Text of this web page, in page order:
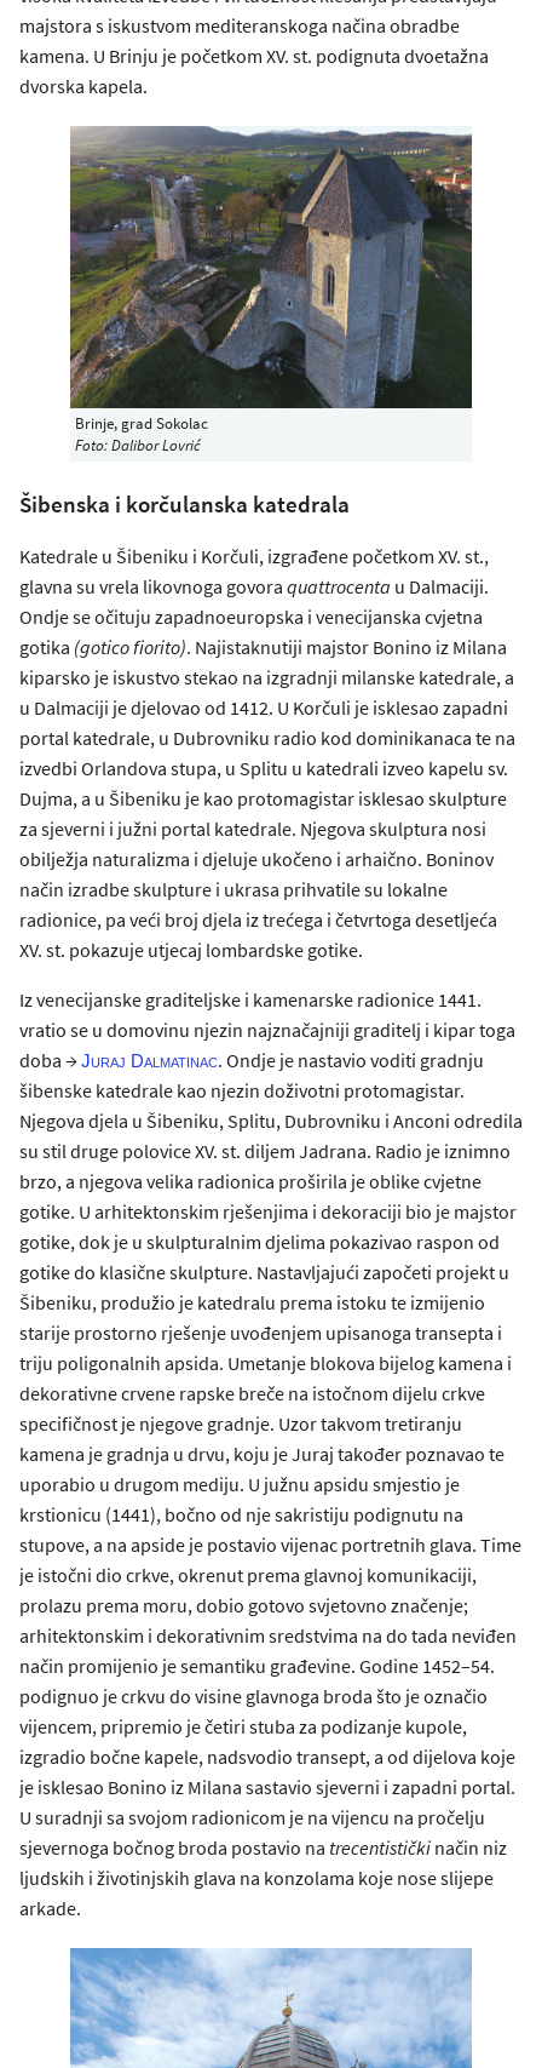
majstora s iskustvom mediteranskoga načina obradbe
kamena. U Brinju je početkom XV. st. podignuta dvoetažna
dvorska kapela.
Brinje, grad Sokolac
Foto: Dalibor Lovrić
Šibenska i korčulanska katedrala
Katedrale u Šibeniku i Korčuli, izgrađene početkom XV. st.,
glavna su vrela likovnoga govora quattrocenta u Dalmaciji.
Ondje se očituju zapadnoeuropska i venecijanska cvjetna
gotika (gotico fiorito). Najistaknutiji majstor Bonino iz Milana
kiparsko je iskustvo stekao na izgradnji milanske katedrale, a
u Dalmaciji je djelovao od 1412. U Korčuli je isklesao zapadni
portal katedrale, u Dubrovniku radio kod dominikanaca te na
izvedbi Orlandova stupa, u Splitu u katedrali izveo kapelu sv.
Dujma, a u Šibeniku je kao protomagistar isklesao skulpture
za sjeverni i južni portal katedrale. Njegova skulptura nosi
obilježja naturalizma i djeluje ukočeno i arhaično. Boninov
način izradbe skulpture i ukrasa prihvatile su lokalne
radionice, pa veći broj djela iz trećega i četvrtoga desetljeća
XV. st. pokazuje utjecaj lombardske gotike.
Iz venecijanske graditeljske i kamenarske radionice 1441.
vratio se u domovinu njezin najznačajniji graditelj i kipar toga
doba →Juraj Dalmatinac. Ondje je nastavio voditi gradnju
šibenske katedrale kao njezin doživotni protomagistar.
Njegova djela u Šibeniku, Splitu, Dubrovniku i Anconi odredila
su stil druge polovice XV. st. diljem Jadrana. Radio je iznimno
brzo, a njegova velika radionica proširila je oblike cvjetne
gotike. U arhitektonskim rješenjima i dekoraciji bio je majstor
gotike, dok je u skulpturalnim djelima pokazivao raspon od
gotike do klasične skulpture. Nastavljajući započeti projekt u
Šibeniku, produžio je katedralu prema istoku te izmijenio
starije prostorno rješenje uvođenjem upisanoga transepta i
triju poligonalnih apsida. Umetanje blokova bijelog kamena i
dekorativne crvene rapske breče na istočnom dijelu crkve
specifičnost je njegove gradnje. Uzor takvom tretiranju
kamena je gradnja u drvu, koju je Juraj također poznavao te
uporabio u drugom mediju. U južnu apsidu smjestio je
krstionicu (1441), bočno od nje sakristiju podignutu na
stupove, a na apside je postavio vijenac portretnih glava. Time
je istočni dio crkve, okrenut prema glavnoj komunikaciji,
prolazu prema moru, dobio gotovo svjetovno značenje;
arhitektonskim i dekorativnim sredstvima na do tada neviđen
način promijenio je semantiku građevine. Godine 1452–54.
podignuo je crkvu do visine glavnoga broda što je označio
vijencem, pripremio je četiri stuba za podizanje kupole,
izgradio bočne kapele, nadsvodio transept, a od dijelova koje
je isklesao Bonino iz Milana sastavio sjeverni i zapadni portal.
U suradnji sa svojom radionicom je na vijencu na pročelju
sjevernoga bočnog broda postavio na trecentistički način niz
ljudskih i životinjskih glava na konzolama koje nose slijepe
arkade.